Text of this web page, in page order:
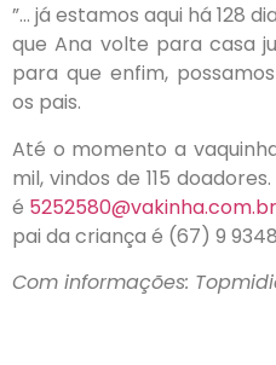
”… já estamos aqui há 128
que Ana volte para casa
para que enfim,
os pais.
Até o momento a
mil, vindos de 115
é 5252580@vakinha.com.br
pai da criança é (67) 9
Com informações: